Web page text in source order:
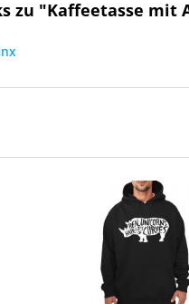
zu "Kaffeetasse mit